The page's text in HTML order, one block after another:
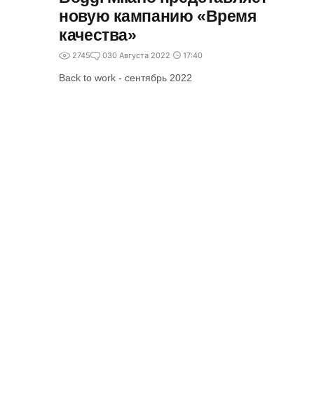
новую кампанию «Время
качества»
2745 030 Августа 2022 17:40
Back to work - сентябрь 2022